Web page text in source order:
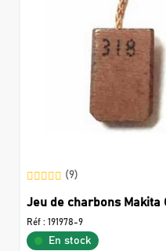
(9)
Jeu de charbons Makita
Réf : 191978-9
En stock